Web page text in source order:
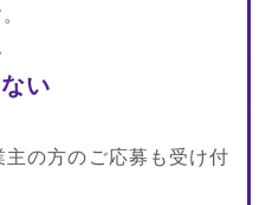
い
の方のご応募も受け付